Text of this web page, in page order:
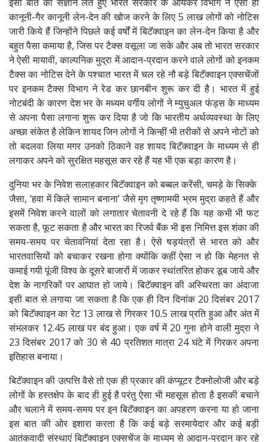
कानूनी-गैर कानूनी लेन-देन की खोज करने के लिए 5 लाख लोगों को नोटिस
जारी किये हैं जिन्होंने पिछले कई वर्षों में बिटॅक्वाइन का लेन-देन किया है और
बहुत पैसा कमाया है, जिस पर टैक्स वसूला जा सके और अब तो भारत सरकार
ने ऐसी मायावी, काल्पनिक मुद्रा में आदान-प्रदान करने वाले लोगों को इनकम
टैक्स का नोटिस देने के पश्चात भारत में चल रहे नौ बड़े बिटॅक्वाइन एक्सचेंजों
पर इनकम टैक्स विभाग ने रेड कर छानबीन शुरू कर दी है। भारत में हुई
नोटबंदी के कारण देश भर के मध्यम वर्गीय लोगों ने म्युचुअल फंड्स के माध्यम
से अपना पैसा लगाना शुरू कर दिया है जो कि भारतीय अर्थव्यवस्था के लिए
अच्छा संकेत है लेकिन शायद जिन लोगों ने किन्हीं भी तरीकों से अपने नोटों को
तो बदलवा लिया मगर उनको ठिकाने वह शायद बिटॅक्वाइन के माध्यम से ही
लगाकर अपने को सुरक्षित महसूस कर रहे हैं यह भी एक बड़ा कारण है।
दुनिया भर के निवेश सलाहकार बिटॅक्वाइन को बब्बल करेंसी, चमड़े के सिक्के
जैसा, ‘हवा में किले सामान बनाना’ जैसे मृग तृष्णामयी भ्रम मुद्रा कहते हैं और
इसमें निवेश करने वालों को लगातार चेतावनी दे रहे हैं कि यह कभी भी फट
सकता है, फूट सकता है और भारत का रिजर्व बैंक भी इस निमित्त इस शंका की
समय-समय पर चेतावनियां देता रहा है। ऐसे षड़यंत्रों से भारत को और
भारतवासियों को बचाकर रखना होगा क्योंकि कहीं ऐसा न हो कि मेहनत से
कमाई गयी पूंजी विश्व के दूसरे बाजारों में जाकर स्थांतरित होकर डूब जाये और
देश के नागरिकों पर आघात हो जाये। बिटॅक्वाइन की अस्थिरता का अंदाजा
इसी बात से लगाया जा सकता है कि एक ही दिन दिनांक 20 दिसंबर 2017
को बिटॅक्वाइन का रेट 13 लाख से गिरकर 10.5 लाख प्रति हुआ और अंत में
संभलकर 12.45 लाख पर बंद हुआ। एक वर्ष में 20 गुना होने वाली मुद्रा ने
23 दिसंबर 2017 को 30 से 40 प्रतिशत मात्रा 24 घंटे में गिरकर अपना
इतिहास बनाया।
बिटॅक्वाइन की उत्पत्ति वैसे तो एक ही प्रकार की कंप्यूटर टैक्नोलोजी और बड़े
लोगों के हस्तक्षेप के बाद ही हुई है परंतु ऐसा भी महसूस होता है इसकी बचाने
और चलाने में समय-समय पर इन बिटॅक्वाइन का अपहरण करना या हो जाना
इस बात की ओर इशारा करता है कि कई बड़े सरमायेदार और कई बड़ी
आतंकवादी संस्थाएं बिटॅक्वाइन एक्सचेंज के माध्यम से आदान-प्रदान कर रहे